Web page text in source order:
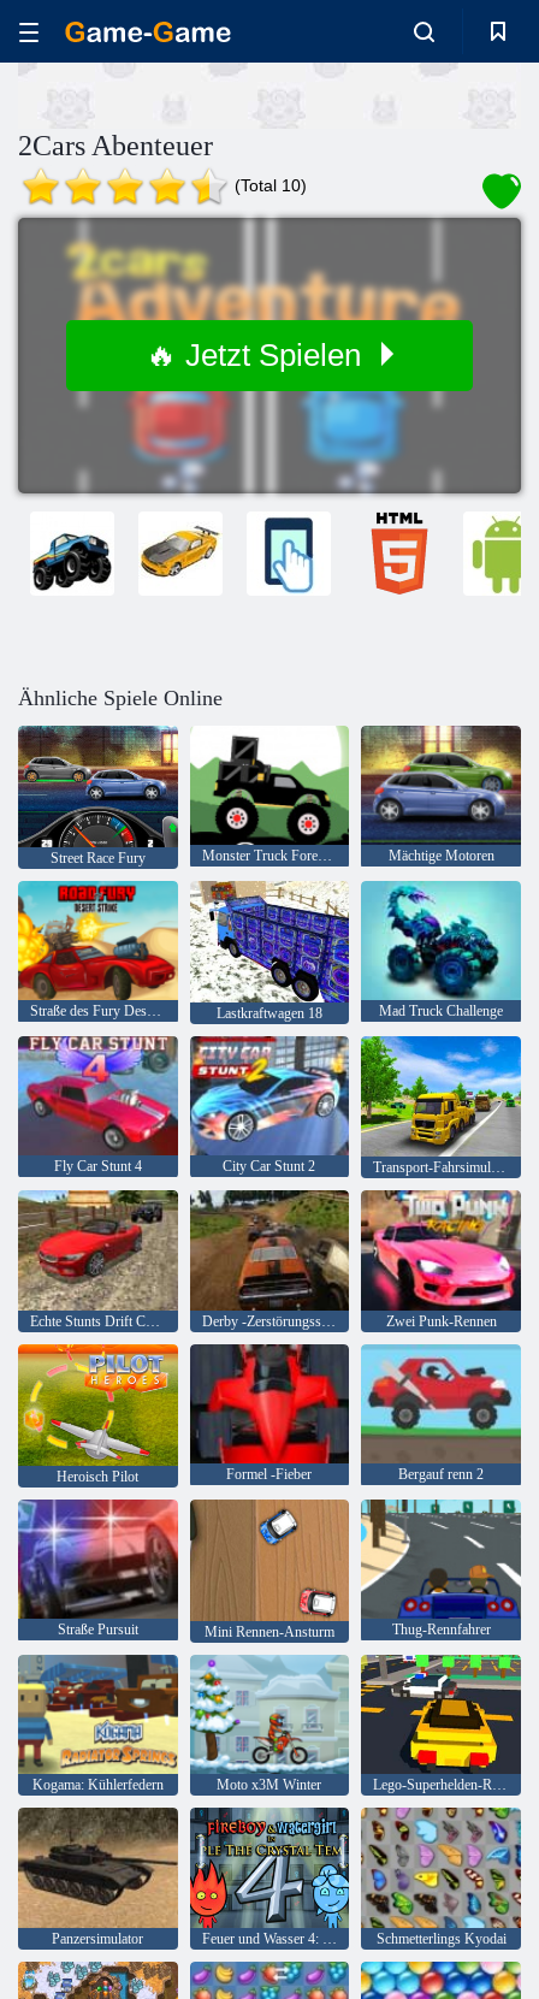
2Cars Abenteuer
(Total 10)
🔥 Jetzt Spielen
Ähnliche Spiele Online
Street Race Fury Monster Truck Forest-Lieferung Mächtige Motoren
Straße des Fury Desert Strike Lastkraftwagen 18 Mad Truck Challenge
Fly Car Stunt 4 City Car Stunt 2 Transport-Fahrsimulator
Echte Stunts Drift Car Driving 3d Derby -Zerstörungssimulator Zwei Punk-Rennen
Heroisch Pilot Formel -Fieber Bergauf renn 2
Straße Pursuit Mini Rennen-Ansturm Thug-Rennfahrer
Kogama: Kühlerfedern Moto x3M Winter Lego-Superhelden-Rennen
Panzersimulator Schmetterlings Kyodai